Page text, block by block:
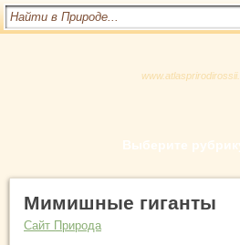
Выберите
Мимишные гиганты
Сайт Природа